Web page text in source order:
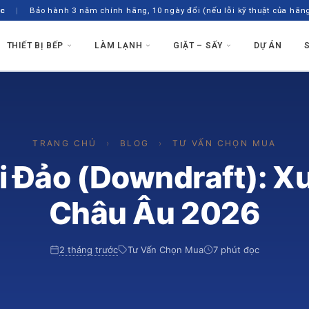
| Bảo hành 3 năm chính hãng, 10 ngày đổi (nếu lỗi kỹ thuật của
Theo không
THIẾT BỊ BẾP
Hút Mùi Áp Tường
Máy Rửa Bát
LÀM LẠNH GIẶT – SẤY DỰ ÁN
TRANG CHỦ › BLOG › TƯ VẤN CHỌN MUA
Đảo (Downdraft):
Châu Âu 2026
2 tháng trước Tư Vấn Chọn Mua 7 phút đọc